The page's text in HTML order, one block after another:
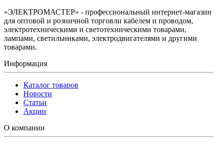
«ЭЛЕКТРОМАСТЕР» - профессиональный интернет-магазин
для оптовой и розничной торговли кабелем и проводом,
электротехническими и светотехническими товарами,
лампами, светильниками, электродвигателями и другими
товарами.
Информация
Каталог товаров
Новости
Статьи
Акции
О компании